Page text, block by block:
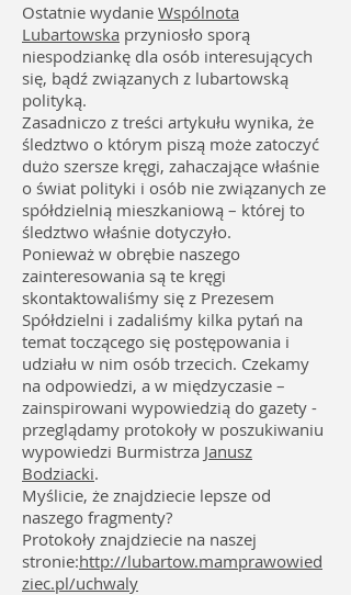
Ostatnie wydanie Wspólnota
Lubartowska przyniosło sporą
niespodziankę dla osób interesujących
się, bądź związanych z lubartowską
polityką.
Zasadniczo z treści artykułu wynika, że
śledztwo o którym piszą może zatoczyć
dużo szersze kręgi, zahaczające właśnie
o świat polityki i osób nie związanych ze
spółdzielnią mieszkaniową – której to
śledztwo właśnie dotyczyło.
Ponieważ w obrębie naszego
zainteresowania są te kręgi
skontaktowaliśmy się z Prezesem
Spółdzielni i zadaliśmy kilka pytań na
temat toczącego się postępowania i
udziału w nim osób trzecich. Czekamy
na odpowiedzi, a w międzyczasie –
zainspirowani wypowiedzią do gazety -
przeglądamy protokoły w poszukiwaniu
wypowiedzi Burmistrza Janusz
Bodziacki.
Myślicie, że znajdziecie lepsze od
naszego fragmenty?
Protokoły znajdziecie na naszej
stronie:http://lubartow.mamprawowied
ziec.pl/uchwaly